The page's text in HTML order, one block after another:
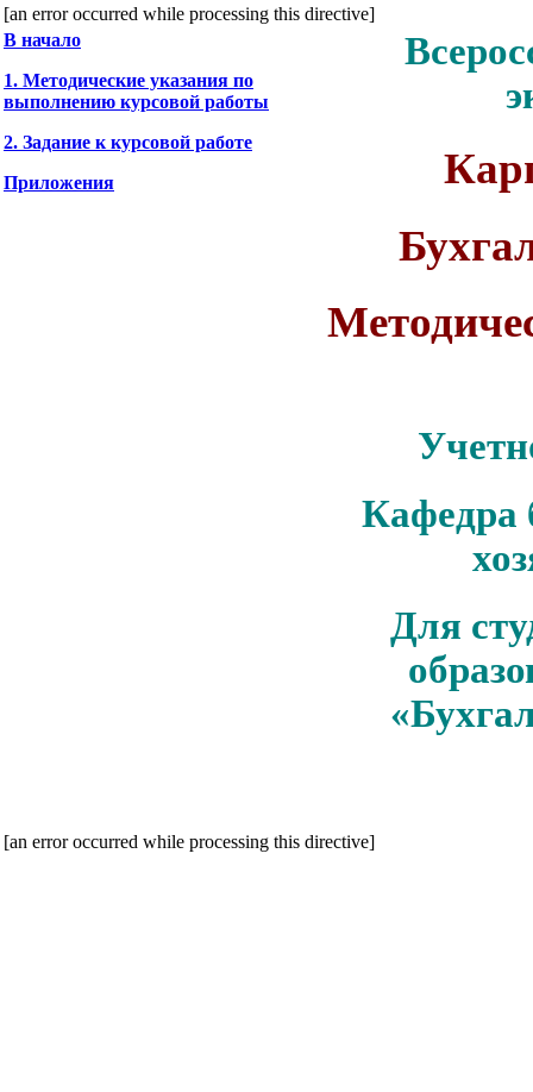
[an error occurred while processing this directive]
В начало
1. Методические указания по
выполнению курсовой работы
2. Задание к курсовой работе
Приложения
Кафедра
Для
[an error occurred while processing this directive]